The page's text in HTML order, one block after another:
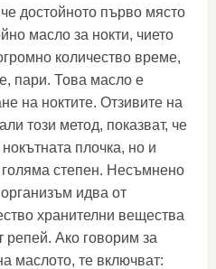
достойното първо място
масло за нокти, чието
количество време,
пари. Това масло е
на ноктите. Отзивите на
този метод, показват, че
плочка, но и
степен. Несъмнено
идва от
хранителни вещества
репей. Ако говорим за
маслото, те включват: